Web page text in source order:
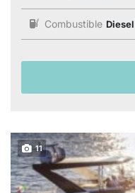
Combustible Diesel
11